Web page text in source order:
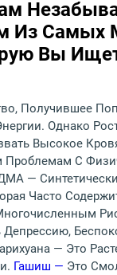
Из
Вы
Получившее
Однако
Высокое
С
—
Часто
— Это
Гашиш — Это